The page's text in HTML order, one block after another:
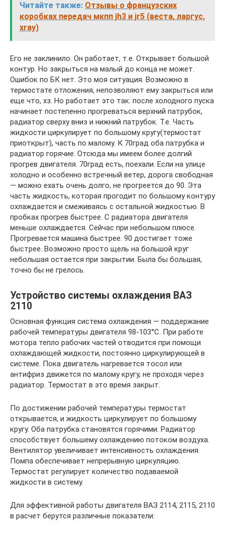
Читайте также: Отзывы о французских
коробках передач мкпп jh3 и jr5 (веста, ларгус,
xray)
Его не заклинило. Он работает, т.е. Открывает большой
контур. Но закрыться на малый до конца не может.
Ошибок по БК нет. Это моя ситуация. Возможно в
термостате отложения, непозволяют ему закрыться или
еще что, хз. Но работает это так: после холодного пуска
начинает постепенно прогреваться верхний патрубок,
радиатор сверху вниз и нижний патрубок. Т.е. Часть
жидкости циркулирует по большому кругу(термостат
приоткрыт), часть по малому. К 70град оба патрубка и
радиатор горячие. Отсюда мы имеем более долгий
прогрев двигателя. 70град есть, поехали. Если на улице
холодно и особенно встречный ветер, дорога свободная
— можно ехать очень долго, не прогреется до 90. Эта
часть жидкость, которая прогодит по большому контуру
охлаждается и смеживаясь с остальной жидкостью. В
пробках прогрев быстрее. С радиатора двигателя
меньше охлаждается. Сейчас при небольшом плюсе.
Прогревается машина быстрее. 90 достигает тоже
быстрее. Возможно просто щель на большой круг
небольшая остается при закрытии. Была бы большая,
точно бы не грелось.
Устройство системы охлаждения ВАЗ
2110
Основная функция система охлаждения — поддержание
рабочей температуры двигателя 98-103°С. При работе
мотора тепло рабочих частей отводится при помощи
охлаждающей жидкости, постоянно циркулирующей в
системе. Пока двигатель нагревается тосол или
антифриз движется по малому кругу, не проходя через
радиатор. Термостат в это время закрыт.
По достижении рабочей температуры термостат
открывается, и жидкость циркулирует по большому
кругу. Оба патрубка становятся горячими. Радиатор
способствует большему охлаждению потоком воздуха.
Вентилятор увеличивает интенсивность охлаждения.
Помпа обеспечивает непрерывную циркуляцию.
Термостат регулирует количество подаваемой
жидкости в систему.
Для эффективной работы двигателя ВАЗ 2114, 2115, 2110
в расчет берутся различные показатели: